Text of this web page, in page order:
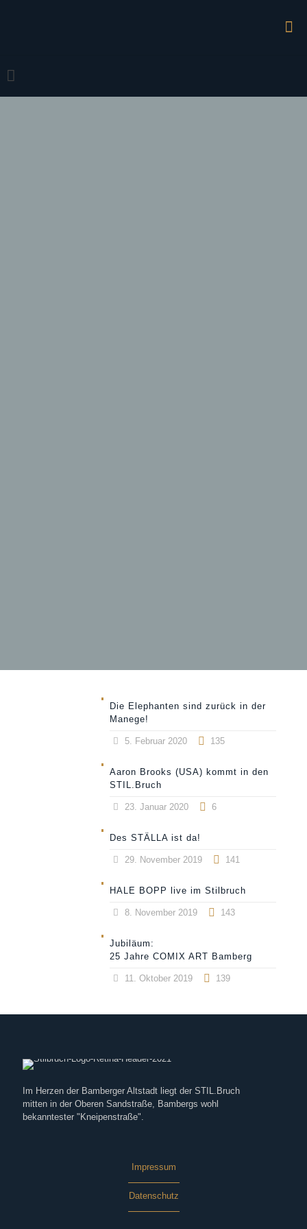
Die Elephanten sind zurück in der
Manege!
5. Februar 2020 135
Aaron Brooks (USA) kommt in den
STIL.Bruch
23. Januar 2020 6
Des STÄLLA ist da!
29. November 2019 141
HALE BOPP live im Stilbruch
8. November 2019 143
Jubiläum:
25 Jahre COMIX ART Bamberg
11. Oktober 2019 139
Im Herzen der Bamberger Altstadt liegt der STIL.Bruch
mitten in der Oberen Sandstraße, Bambergs wohl
bekanntester "Kneipenstraße".
Impressum
Datenschutz